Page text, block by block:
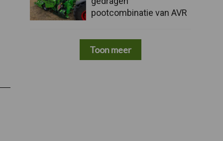
pootcombinatie van AVR
Toon meer